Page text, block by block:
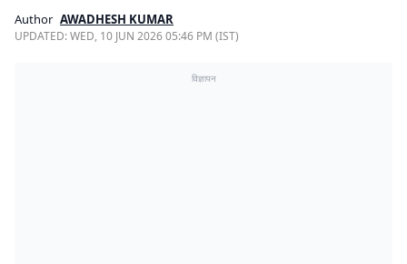
Author AWADHESH KUMAR
UPDATED:WED, 10 JUN 2026 05:46 PM (IST)
विज्ञापन